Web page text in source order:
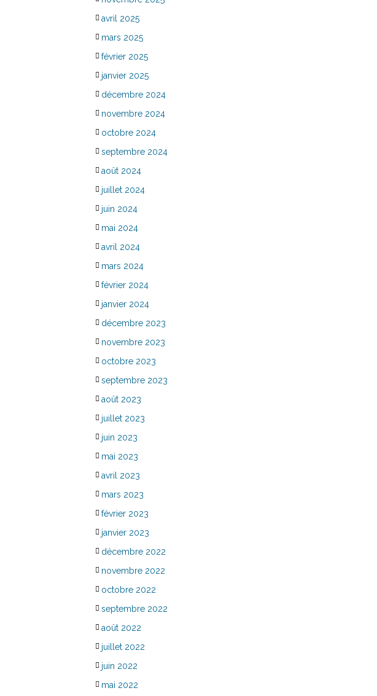
avril 2025
mars 2025
février 2025
janvier 2025
décembre 2024
novembre 2024
octobre 2024
septembre 2024
août 2024
juillet 2024
juin 2024
mai 2024
avril 2024
mars 2024
février 2024
janvier 2024
décembre 2023
novembre 2023
octobre 2023
septembre 2023
août 2023
juillet 2023
juin 2023
mai 2023
avril 2023
mars 2023
février 2023
janvier 2023
décembre 2022
novembre 2022
octobre 2022
septembre 2022
août 2022
juillet 2022
juin 2022
mai 2022